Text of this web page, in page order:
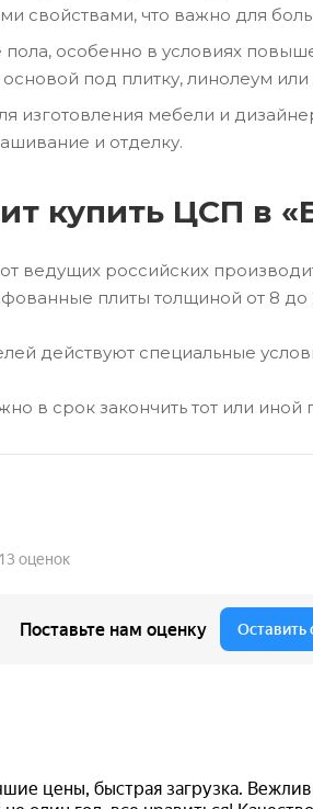
свойствами, что важно для
особенно в условиях
под плитку, линолеум или
изготовления мебели и
и отделку.
купить ЦСП в
ведущих российских
плиты толщиной от 8 до
действуют специальные
в срок закончить тот или иной